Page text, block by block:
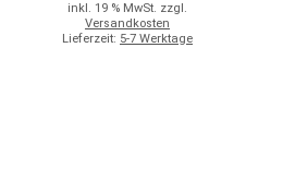
inkl. 19 % MwSt. zzgl.
Versandkosten
Lieferzeit: 5-7 Werktage